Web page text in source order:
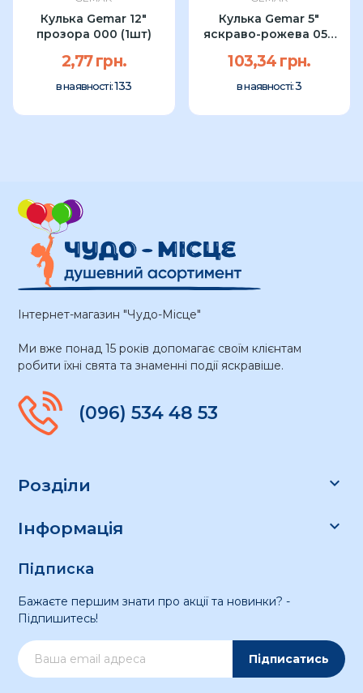
Кулька Gemar 12"
прозора 000 (1шт)
2,77 грн.
в наявності:133
Кулька Gemar 5"
яскраво-рожева 057
103,34 грн.
в наявності:3
Інтернет-магазин "Чудо-Місце"
Ми вже понад 15 років допомагає своїм клієнтам
робити їхні свята та знаменні події яскравіше.
(096) 534 48 53
Розділи 
Інформація 
Підписка
Бажаєте першим знати про акції та новинки? -
Підпишитесь!
Підписатись